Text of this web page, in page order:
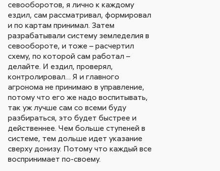
севооборотов, я лично к каждому
ездил, сам рассматривал, формировал
и по картам принимал. Затем
разрабатывали систему земледелия в
севообороте, и тоже – расчертил
схему, по которой сам работал –
делайте. И ездил, проверял,
контролировал… Я и главного
агронома не принимаю в управление,
потому что его же надо воспитывать,
так уж лучше сам со всеми буду
разбираться, это будет быстрее и
действеннее. Чем больше ступеней в
системе, тем дольше идет указание
сверху донизу. Потому что каждый все
воспринимает по-своему.